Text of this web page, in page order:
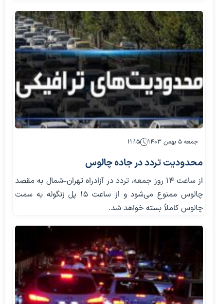
جمعه ۵ بهمن ۱۴۰۳ ۱۱:۱۵
محدودیت تردد در جاده چالوس
از ساعت ۱۴ روز جمعه، تردد در آزادراه تهران-شمال به مقصد
چالوس ممنوع می‌شود و از ساعت ۱۵ پل زنگوله به سمت
چالوس کاملاً بسته خواهد شد.